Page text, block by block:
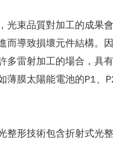
光束品質對加工的成果
而導致損壞元件結構。
多雷射加工的場合，具
薄膜太陽能電池的P1、
整形技術包含折射式光